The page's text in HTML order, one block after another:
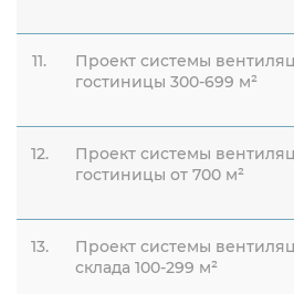
11.
Проект системы
гостиницы 300-699 м²
12.
Проект системы
гостиницы от 700 м²
13.
Проект системы
склада 100-299 м²